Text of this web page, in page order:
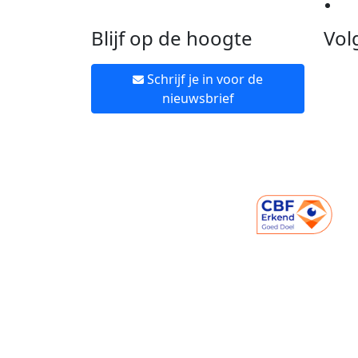
Blijf op de hoogte
Schrijf je in voor de
nieuwsbrief